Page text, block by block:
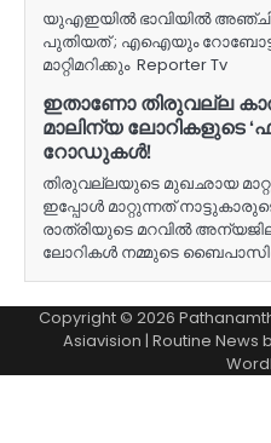
യുഎഇയിൽ ഭാവിയിൽ
പുതിയത് ; എഐയും
മാറ്റിമറിക്കും Reporter Tv
ഇതാണോ തിരുവല്ല
മാലിന്യ ലോറികളുടെ
റോഡുകൾ!
തിരുവല്ലയുടെ മുഖഛായ
ഇപ്പോൾ മാറ്റുന്നത്
രാത്രിയുടെ മറവിൽ
ലോറികൾ നമ്മുടെ
Copyright © 2026
Asiavision | Routine News